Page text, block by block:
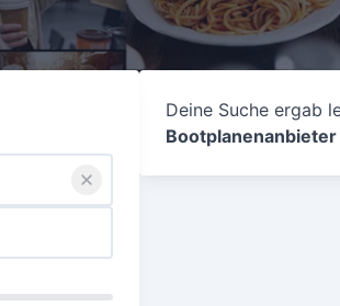
Deine Suche ergab
Bootplanenanbieter